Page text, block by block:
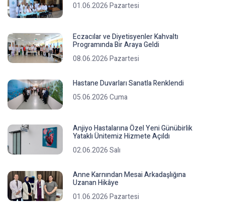
01.06.2026 Pazartesi
Eczacılar ve Diyetisyenler Kahvaltı
Programında Bir Araya Geldi
08.06.2026 Pazartesi
Hastane Duvarları Sanatla Renklendi
05.06.2026 Cuma
Anjiyo Hastalarına Özel Yeni Günübirlik
Yataklı Ünitemiz Hizmete Açıldı
02.06.2026 Salı
Anne Karnından Mesai Arkadaşlığına
Uzanan Hikâye
01.06.2026 Pazartesi